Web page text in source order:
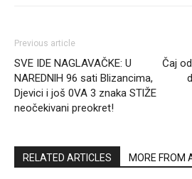
Previous article
SVE IDE NAGLAVAČKE: U
NAREDNlH 96 sati Blizancima,
Djevici i još 0VA 3 znaka STlŽE
neočekivani preokret!
Čaj
RELATED ARTICLES MORE FROM